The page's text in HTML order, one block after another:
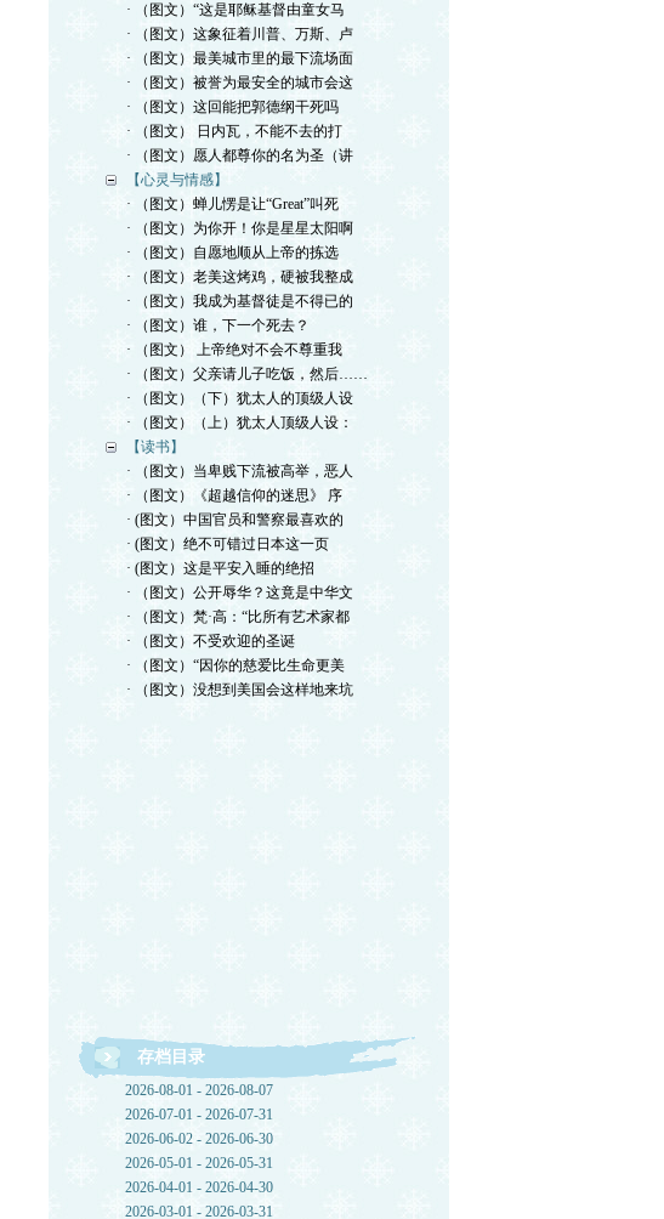
· （图文）“这是耶稣基督由童女马
· （图文）这象征着川普、万斯、卢
· （图文）最美城市里的最下流场面
· （图文）被誉为最安全的城市会这
· （图文）这回能把郭德纲干死吗
· （图文） 日内瓦，不能不去的打
· （图文）愿人都尊你的名为圣（讲
【心灵与情感】
· （图文）蝉儿愣是让“Great”叫死
· （图文）为你开！你是星星太阳啊
· （图文）自愿地顺从上帝的拣选
· （图文）老美这烤鸡，硬被我整成
· （图文）我成为基督徒是不得已的
· （图文）谁，下一个死去？
· （图文） 上帝绝对不会不尊重我
· （图文）父亲请儿子吃饭，然后……
· （图文）（下）犹太人的顶级人设
· （图文）（上）犹太人顶级人设：
【读书】
· （图文）当卑贱下流被高举，恶人
· （图文）《超越信仰的迷思》 序
· (图文）中国官员和警察最喜欢的
· (图文）绝不可错过日本这一页
· (图文）这是平安入睡的绝招
· （图文）公开辱华？这竟是中华文
· （图文）梵·高：“比所有艺术家都
· （图文）不受欢迎的圣诞
· （图文）“因你的慈爱比生命更美
· （图文）没想到美国会这样地来坑
存档目录
2026-08-01 - 2026-08-07
2026-07-01 - 2026-07-31
2026-06-02 - 2026-06-30
2026-05-01 - 2026-05-31
2026-04-01 - 2026-04-30
2026-03-01 - 2026-03-31